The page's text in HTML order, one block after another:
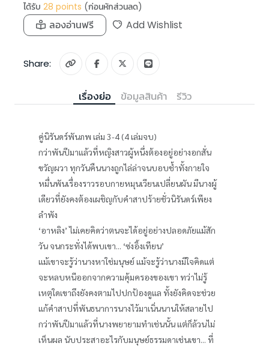
ได้รับ 28 points (ก่อนหักส่วนลด)
ลองอ่านฟรี Add Wishlist
Share:
เรื่องย่อ ข้อมูลสินค้า รีวิว
คู่นิรันดร์พันภพ เล่ม 3-4 (4 เล่มจบ)
กว่าพันปีมาแล้วที่หญิงสาวผู้หนึ่งต้องอยู่อย่างอกสั่น
ขวัญผวา ทุกวันคืนนางถูกไล่ล่าจนบอบช้ำทั้งกายใจ
หมื่นพันเรื่องราวรอบกายหมุนเวียนเปลี่ยนผัน มีนางผู้
เดียวที่ยังคงต้องเผชิญกับคำสาปร้ายชั่วนิรันดร์เพียง
ลำพัง
‘อาหลิง’ ไม่เคยคิดว่าตนจะได้อยู่อย่างปลอดภัยแม้สัก
วัน จนกระทั่งได้พบเขา... ‘ซ่งอิ้งเทียน’
แม้เขาจะรู้ว่านางหาใช่มนุษย์ แม้จะรู้ว่านางมีใจคิดแต่
จะหลบหนีออกจากความคุ้มครองของเขา ทว่าไม่รู้
เหตุใดเขาถึงยังคงตามไปปกป้องดูแล ทั้งยังคิดจะช่วย
แก้คำสาปที่พันธนาการนางไว้มาเนิ่นนานให้สลายไป
กว่าพันปีมาแล้วที่นางพยายามทำเช่นนั้น แต่ก็ล้วนไม่
เห็นผล นับประสาอะไรกับมนุษย์ธรรมดาเช่นเขา... ที่